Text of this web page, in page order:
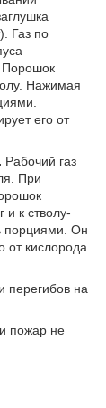
Газ по
Порошок
Нажимая
его от
Рабочий газ
При
и к стволу-
порциями. Он
от кислорода
перегибов на
пожар не